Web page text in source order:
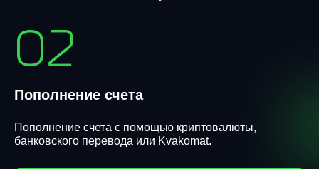
02
Пополнение счета
Пополнение счета с помощью криптовалюты,
банковского перевода или Kvakomat.